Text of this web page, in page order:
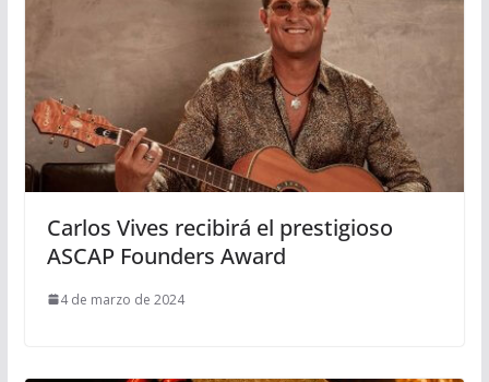
Carlos Vives recibirá el prestigioso
ASCAP Founders Award
4 de marzo de 2024